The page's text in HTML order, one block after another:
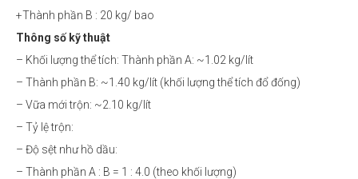
+Thành phần B : 20 kg/ bao
Thông số kỹ thuật
– Khối lượng thể tích: Thành phần A: ~1.02 kg/lít
– Thành phần B: ~1.40 kg/lít (khối lượng thể tích đổ đống)
– Vữa mới trộn: ~2.10 kg/lít
– Tỷ lệ trộn:
– Độ sệt như hồ dầu:
– Thành phần A : B = 1 : 4.0 (theo khối lượng)